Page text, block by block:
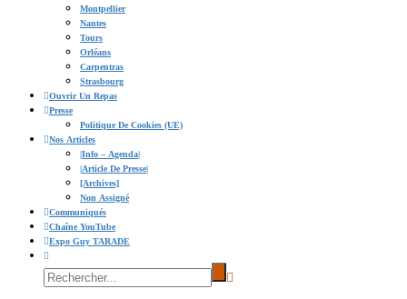
Montpellier
Nantes
Tours
Orléans
Carpentras
Strasbourg
Ouvrir Un Repas
Presse
Politique De Cookies (UE)
Nos Articles
|info – Agenda|
|Article De Presse|
[Archives]
Non Assigné
Communiqués
Chaîne YouTube
Expo Guy TARADE